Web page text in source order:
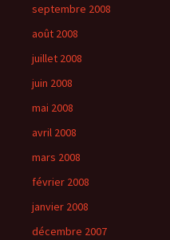
septembre 2008
août 2008
juillet 2008
juin 2008
mai 2008
avril 2008
mars 2008
février 2008
janvier 2008
décembre 2007